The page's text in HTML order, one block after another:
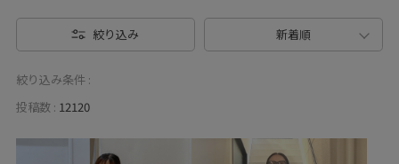
絞り込み 新着順
絞り込み条件 :
投稿数 : 12120